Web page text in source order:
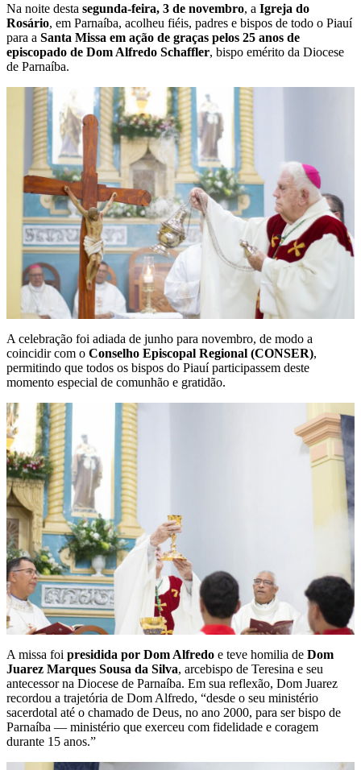
Na noite desta segunda-feira, 3 de novembro, a Igreja do
Rosário, em Parnaíba, acolheu fiéis, padres e bispos de todo o Piauí
para a Santa Missa em ação de graças pelos 25 anos de
episcopado de Dom Alfredo Schaffler, bispo emérito da Diocese
de Parnaíba.
A celebração foi adiada de junho para novembro, de modo a
coincidir com o Conselho Episcopal Regional (CONSER),
permitindo que todos os bispos do Piauí participassem deste
momento especial de comunhão e gratidão.
A missa foi presidida por Dom Alfredo e teve homilia de Dom
Juarez Marques Sousa da Silva, arcebispo de Teresina e seu
antecessor na Diocese de Parnaíba. Em sua reflexão, Dom Juarez
recordou a trajetória de Dom Alfredo, “desde o seu ministério
sacerdotal até o chamado de Deus, no ano 2000, para ser bispo de
Parnaíba — ministério que exerceu com fidelidade e coragem
durante 15 anos.”